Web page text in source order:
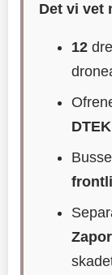
Det vi vet
12
DTEK